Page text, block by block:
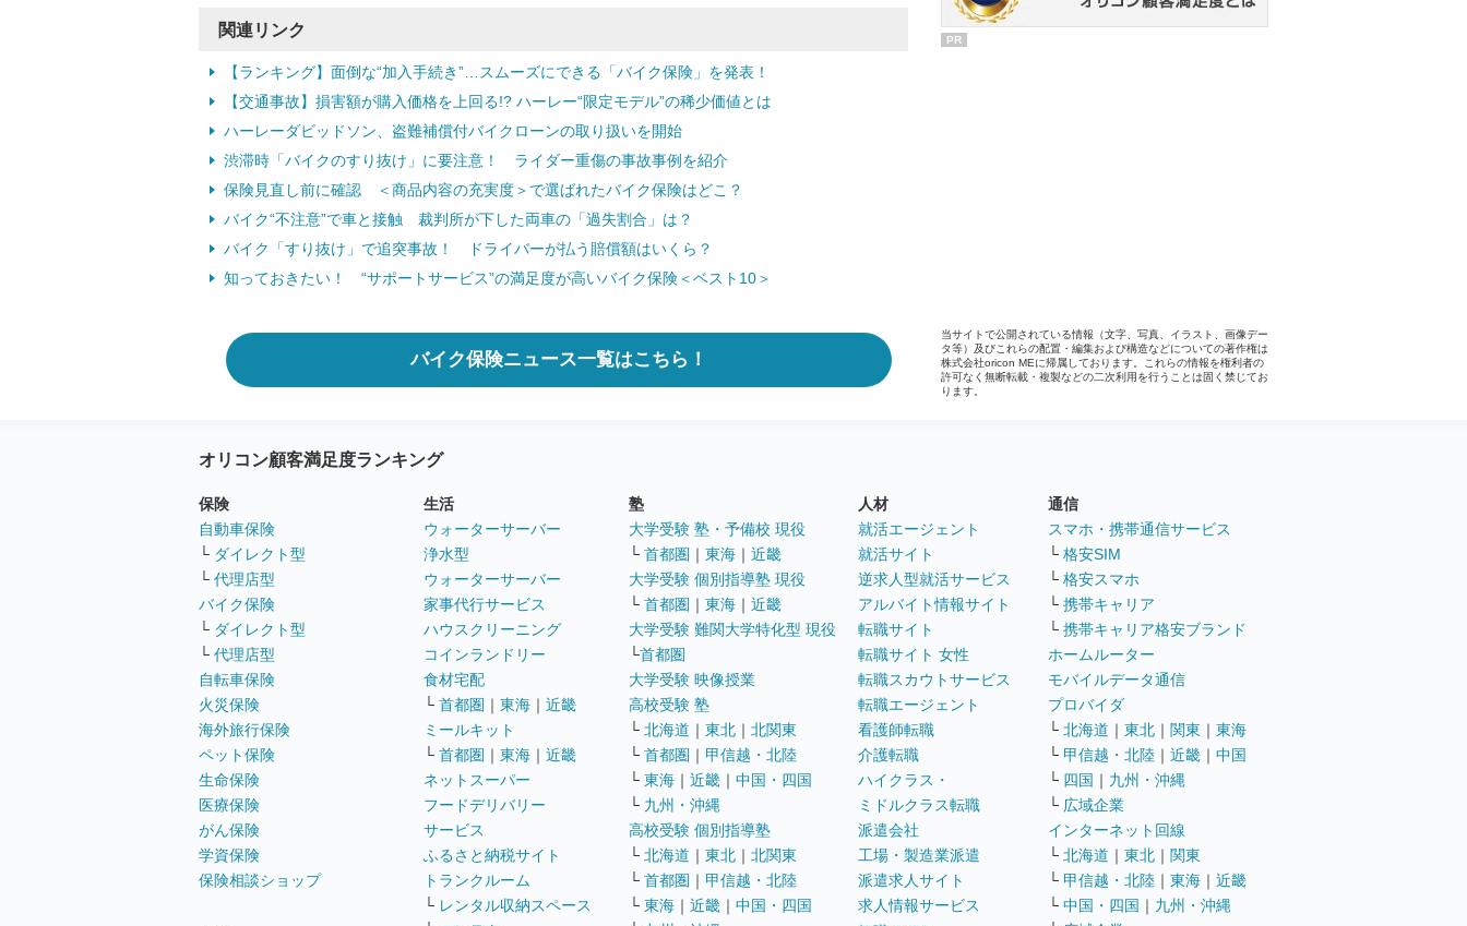
関連リンク
【ランキング】面倒な“加入手続き”…スムーズにできる「バイク保険」を発表！
【交通事故】損害額が購入価格を上回る!? ハーレー“限定モデル”の稀少価値とは
ハーレーダビッドソン、盗難補償付バイクローンの取り扱いを開始
渋滞時「バイクのすり抜け」に要注意！ ライダー重傷の事故事例を紹介
保険見直し前に確認 ＜商品内容の充実度＞で選ばれたバイク保険はどこ？
バイク“不注意”で車と接触 裁判所が下した両車の「過失割合」は？
バイク「すり抜け」で追突事故！ ドライバーが払う賠償額はいくら？
知っておきたい！ “サポートサービス”の満足度が高いバイク保険＜ベスト10＞
バイク保険ニュース一覧はこちら！
PR
当サイトで公開されている情報（文字、写真、イラスト、画像デー
タ等）及びこれらの配置・編集および構造などについての著作権は
株式会社oricon MEに帰属しております。これらの情報を権利者の
許可なく無断転載・複製などの二次利用を行うことは固く禁じてお
ります。
オリコン顧客満足度ランキング
保険
自動車保険
└ ダイレクト型
└ 代理店型
バイク保険
└ ダイレクト型
└ 代理店型
自転車保険
火災保険
海外旅行保険
ペット保険
生命保険
医療保険
がん保険
学資保険
保険相談ショップ
生活
ウォーターサーバー
浄水型
ウォーターサーバー
家事代行サービス
ハウスクリーニング
コインランドリー
食材宅配
└ 首都圏 ｜ 東海 ｜ 近畿
ミールキット
└ 首都圏 ｜ 東海 ｜ 近畿
ネットスーパー
フードデリバリー
サービス
ふるさと納税サイト
トランクルーム
└ レンタル収納スペース
塾
大学受験 塾・予備校 現役
└ 首都圏 ｜ 東海 ｜ 近畿
大学受験 個別指導塾 現役
└ 首都圏 ｜ 東海 ｜ 近畿
大学受験 難関大学特化型 現役
└首都圏
大学受験 映像授業
高校受験 塾
└ 北海道 ｜ 東北 ｜ 北関東
└ 首都圏 ｜ 甲信越・北陸
└ 東海 ｜ 近畿 ｜ 中国・四国
└ 九州・沖縄
高校受験 個別指導塾
└ 北海道 ｜ 東北 ｜ 北関東
└ 首都圏 ｜ 甲信越・北陸
└ 東海 ｜ 近畿 ｜ 中国・四国
人材
就活エージェント
就活サイト
逆求人型就活サービス
アルバイト情報サイト
転職サイト
転職サイト 女性
転職スカウトサービス
転職エージェント
看護師転職
介護転職
ハイクラス・
ミドルクラス転職
派遣会社
工場・製造業派遣
派遣求人サイト
求人情報サービス
通信
スマホ・携帯通信サービス
└ 格安SIM
└ 格安スマホ
└ 携帯キャリア
└ 携帯キャリア格安ブランド
ホームルーター
モバイルデータ通信
プロバイダ
└ 北海道 ｜ 東北 ｜ 関東 ｜ 東海
└ 甲信越・北陸 ｜ 近畿 ｜ 中国
└ 四国 ｜ 九州・沖縄
└ 広域企業
インターネット回線
└ 北海道 ｜ 東北 ｜ 関東
└ 甲信越・北陸 ｜ 東海 ｜ 近畿
└ 中国・四国 ｜ 九州・沖縄